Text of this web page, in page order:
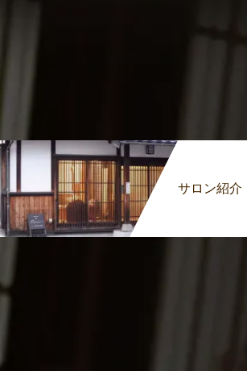
サロン紹介